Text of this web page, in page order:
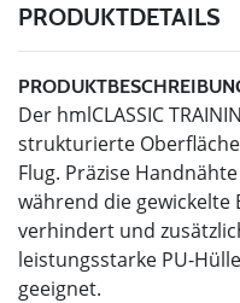
PRODUKTDETAILS
Der hmlCLASSIC
strukturierte
Flug. Präzise
während die gewickelte
verhindert und
leistungsstarke PU-
geeignet.